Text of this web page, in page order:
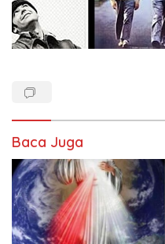
Baca Juga